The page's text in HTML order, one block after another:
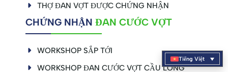
THỢ ĐAN VỢT ĐƯỢC CHỨNG NHẬN
CHỨNG NHẬN ĐAN CƯỚC VỢT
WORKSHOP SẮP TỚI
WORKSHOP ĐAN CƯỚC VỢT CẦU LÔNG
Tiếng Việt